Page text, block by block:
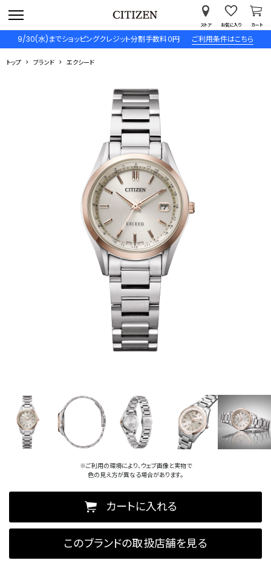
9/30(水)までショッピングクレジット分割手数料０円 ご利用条件はこちら
ストア お気に入り カート
トップ ブランド エクシード
※ご利用の環境により、ウェブ画像と実物で
色の見え方が異なる場合があります。
カートに入れる
このブランドの取扱店舗を見る